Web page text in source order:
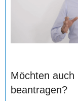
Möchten auch
beantragen?